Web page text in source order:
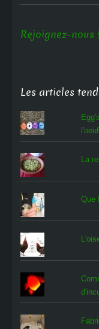
Rejoignez-nous
Les articles
l'oeuf
La
Que